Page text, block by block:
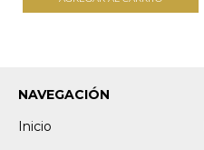
NAVEGACIÓN
Inicio